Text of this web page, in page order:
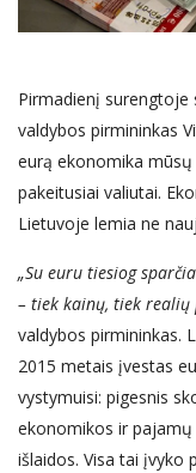
Pirmadienį
valdybos pirmininkas
eurą ekonomika
pakeitusiai valiutai.
Lietuvoje lemia ne
„Su euru tiesiog
– tiek kainų, tiek realių
valdybos pirmininkas.
2015 metais įvestas
vystymuisi: pigesnis
ekonomikos ir
išlaidos. Visa tai įvyko